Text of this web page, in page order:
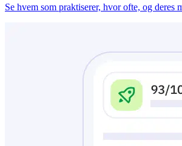
Se hvem som praktiserer, hvor ofte, og deres